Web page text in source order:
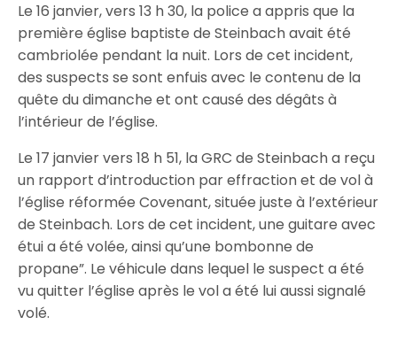
Le 16 janvier, vers 13 h 30, la police a appris que la
première église baptiste de Steinbach avait été
cambriolée pendant la nuit. Lors de cet incident,
des suspects se sont enfuis avec le contenu de la
quête du dimanche et ont causé des dégâts à
l’intérieur de l’église.
Le 17 janvier vers 18 h 51, la GRC de Steinbach a reçu
un rapport d’introduction par effraction et de vol à
l’église réformée Covenant, située juste à l’extérieur
de Steinbach. Lors de cet incident, une guitare avec
étui a été volée, ainsi qu’une bombonne de
propane”. Le véhicule dans lequel le suspect a été
vu quitter l’église après le vol a été lui aussi signalé
volé.